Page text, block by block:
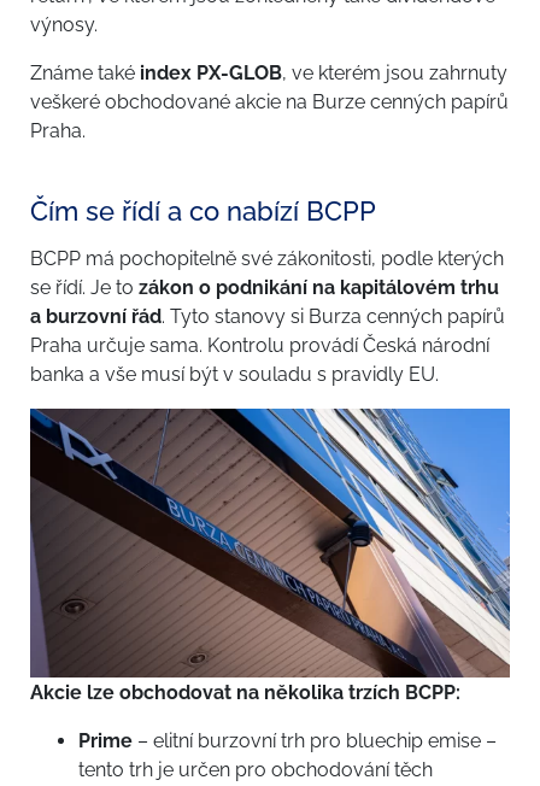
výnosy.
Známe také index PX-GLOB, ve kterém jsou zahrnuty
veškeré obchodované akcie na Burze cenných papírů
Praha.
Čím se řídí a co nabízí BCPP
BCPP má pochopitelně své zákonitosti, podle kterých
se řídí. Je to zákon o podnikání na kapitálovém trhu
a burzovní řád. Tyto stanovy si Burza cenných papírů
Praha určuje sama. Kontrolu provádí Česká národní
banka a vše musí být v souladu s pravidly EU.
Akcie lze obchodovat na několika trzích BCPP:
Prime – elitní burzovní trh pro bluechip emise –
tento trh je určen pro obchodování těch